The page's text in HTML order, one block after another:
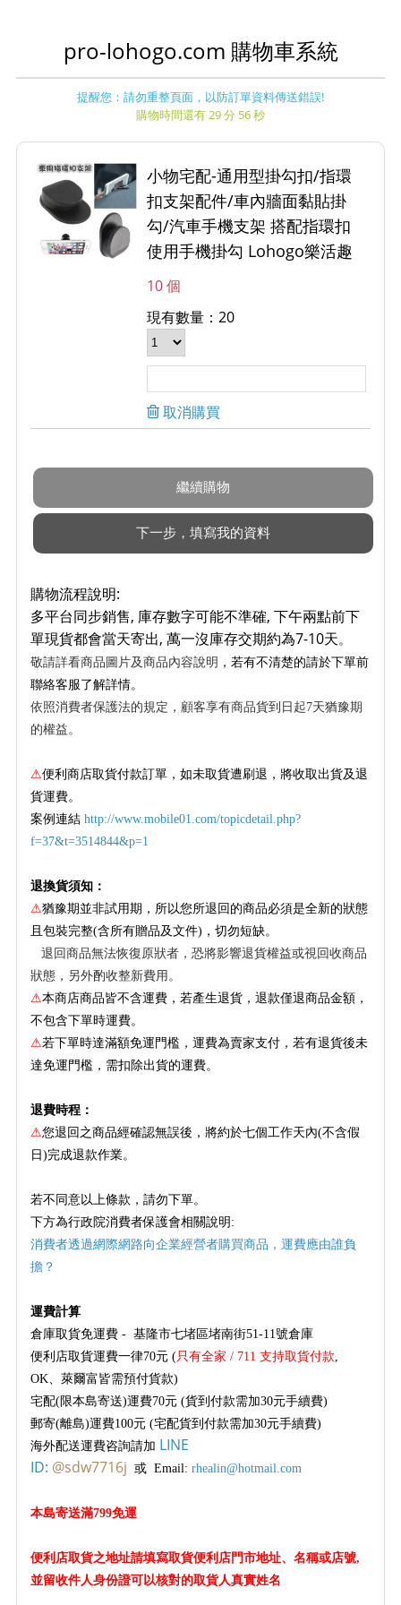
pro-lohogo.com 購物車系統
提醒您：請勿重整頁面，以防訂單資料傳送錯誤!
購物時間還有 29 分 56 秒
小物宅配-通用型掛勾扣/指環
扣支架配件/車內牆面黏貼掛
勾/汽車手機支架 搭配指環扣
使用手機掛勾 Lohogo樂活趣
10 個
現有數量：20
取消購買
購物流程說明:
多平台同步銷售, 庫存數字可能不準確, 下午兩點前下
單現貨都會當天寄出, 萬一沒庫存交期約為7-10天。
敬請詳看商品圖片及商品內容說明 ，若有不清楚的請於下單前
聯絡客服了解詳情。
依照消費者保護法的規定，顧客享有商品貨到日起7天猶豫期
的權益。
⚠便利商店取貨付款訂單，如未取貨遭刷退，將收取出貨及退
貨運費。
案例連結 http://www.mobile01.com/topicdetail.php?
f=37&t=3514844&p=1
退換貨須知：
⚠猶豫期並非試用期，所以您所退回的商品必須是全新的狀態
且包裝完整(含所有贈品及文件)，切勿短缺。
退回商品無法恢復原狀者，恐將影響退貨權益或視回收商品
狀態，另外酌收整新費用。
⚠本商店商品皆不含運費，若產生退貨，退款僅退商品金額，
不包含下單時運費。
⚠若下單時達滿額免運門檻，運費為賣家支付，若有退貨後未
達免運門檻，需扣除出貨的運費。
退費時程：
⚠您退回之商品經確認無誤後，將約於七個工作天內(不含假
日)完成退款作業。
若不同意以上條款，請勿下單。
下方為行政院消費者保護會相關說明:
消費者透過網際網路向企業經營者購買商品，運費應由誰負
擔？
運費計算
倉庫取貨免運費 - 基隆市七堵區堵南街51-11號倉庫
便利店取貨運費一律70元 (只有全家 / 711 支持取貨付款,
OK、萊爾富皆需預付貨款)
宅配(限本島寄送)運費70元 (貨到付款需加30元手續費)
郵寄(離島)運費100元 (宅配貨到付款需加30元手續費)
海外配送運費咨詢請加 LINE
ID: @sdw7716j 或 Email: rhealin@hotmail.com
本島寄送滿799免運
便利店取貨之地址請填寫取貨便利店門市地址、名稱或店號,
並留收件人身份證可以核對的取貨人真實姓名